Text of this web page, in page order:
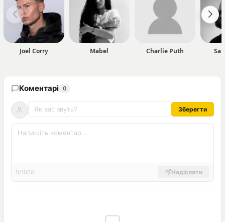
Joel Corry Mabel Charlie Puth
Коментарі 0
Зберегти
0/1000 Надіслати